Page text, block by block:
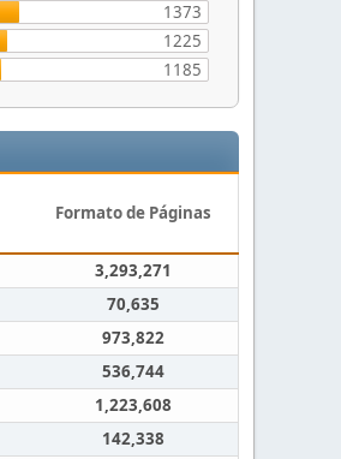
1373
1225
1185
Formato de Páginas
3,293,271
70,635
973,822
536,744
1,223,608
142,338